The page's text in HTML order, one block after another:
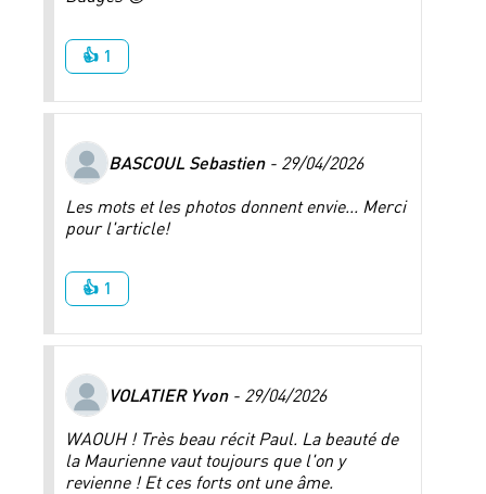
👍 1
BASCOUL Sebastien- 29/04/2026
Les mots et les photos donnent envie... Merci
pour l'article!
👍 1
VOLATIER Yvon- 29/04/2026
WAOUH ! Très beau récit Paul. La beauté de
la Maurienne vaut toujours que l'on y
revienne ! Et ces forts ont une âme.